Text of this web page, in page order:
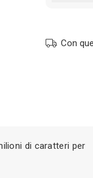
Con
di caratteri per